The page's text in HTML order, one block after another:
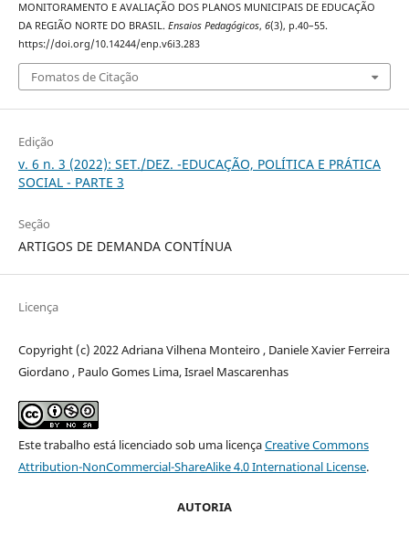
MONITORAMENTO E AVALIAÇÃO DOS PLANOS MUNICIPAIS DE EDUCAÇÃO
DA REGIÃO NORTE DO BRASIL. Ensaios Pedagógicos, 6(3), p.40–55.
https://doi.org/10.14244/enp.v6i3.283
Fomatos de Citação
Edição
v. 6 n. 3 (2022): SET./DEZ. -EDUCAÇÃO, POLÍTICA E PRÁTICA
SOCIAL - PARTE 3
Seção
ARTIGOS DE DEMANDA CONTÍNUA
Licença
Copyright (c) 2022 Adriana Vilhena Monteiro , Daniele Xavier Ferreira
Giordano , Paulo Gomes Lima, Israel Mascarenhas
Este trabalho está licenciado sob uma licençaCreative Commons
Attribution-NonCommercial-ShareAlike 4.0 International License.
AUTORIA